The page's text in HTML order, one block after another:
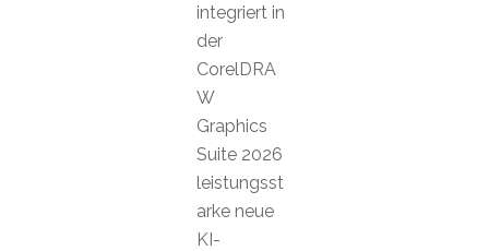
integriert in
der
CorelDRA
W
Graphics
Suite 2026
leistungsst
arke neue
KI-